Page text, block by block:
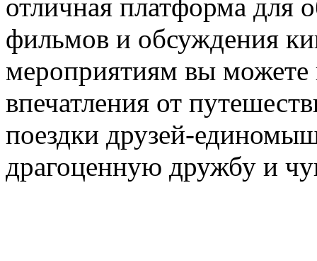
отличная платформа для
фильмов и обсуждения
мероприятиям вы можете
впечатления от
поездки друзей-
драгоценную дружбу и